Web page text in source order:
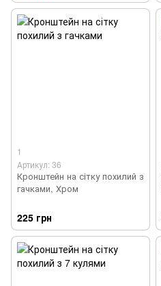
1
Артикул: 36
Кронштейн на сітку похилий з
гачками, Хром
225 грн